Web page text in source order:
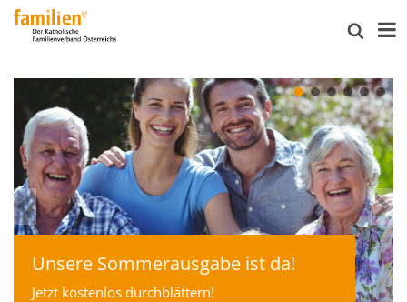
Unsere Sommerausgabe ist da!
Jetzt kostenlos durchblättern!